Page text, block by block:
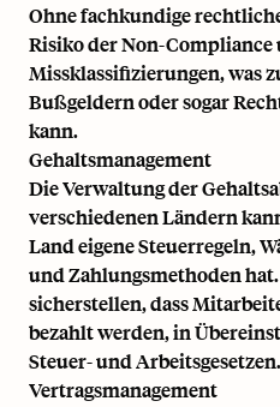
Ohne fachkundige
Risiko der Non-Compliance
Missklassifizierungen, was
Bußgeldern oder sogar
kann.
Gehaltsmanagement
Die Verwaltung der
verschiedenen Ländern
Land eigene Steuerregeln,
und Zahlungsmethoden
sicherstellen, dass
bezahlt werden, in
Steuer- und Arbeitsgesetzen.
Vertragsmanagement